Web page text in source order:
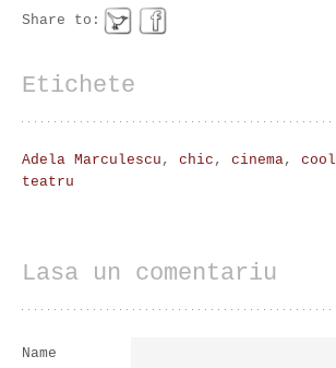
Share to:
Etichete
Adela Marculescu , chic , cinema, cool
teatru
Lasa un comentariu
Name